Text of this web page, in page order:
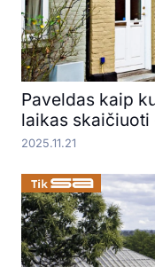
Paveldas kaip
laikas skaičiuoti
2025.11.21